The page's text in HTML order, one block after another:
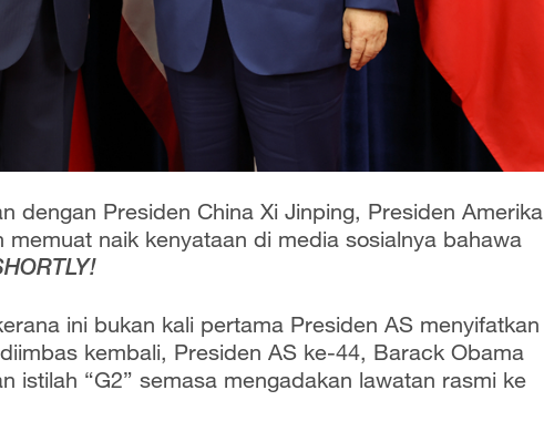
dengan Presiden China Xi Jinping, Presiden Amerika
memuat naik kenyataan di media sosialnya bahawa
ini bukan kali pertama Presiden AS menyifatkan
kembali, Presiden AS ke-44, Barack Obama
istilah “G2” semasa mengadakan lawatan rasmi ke